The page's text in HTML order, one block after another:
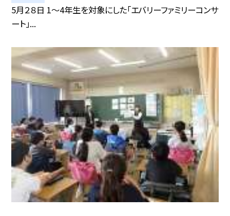
5月２８日 1〜4年生を対象にした「エバリーファミリーコンサ
ート」...